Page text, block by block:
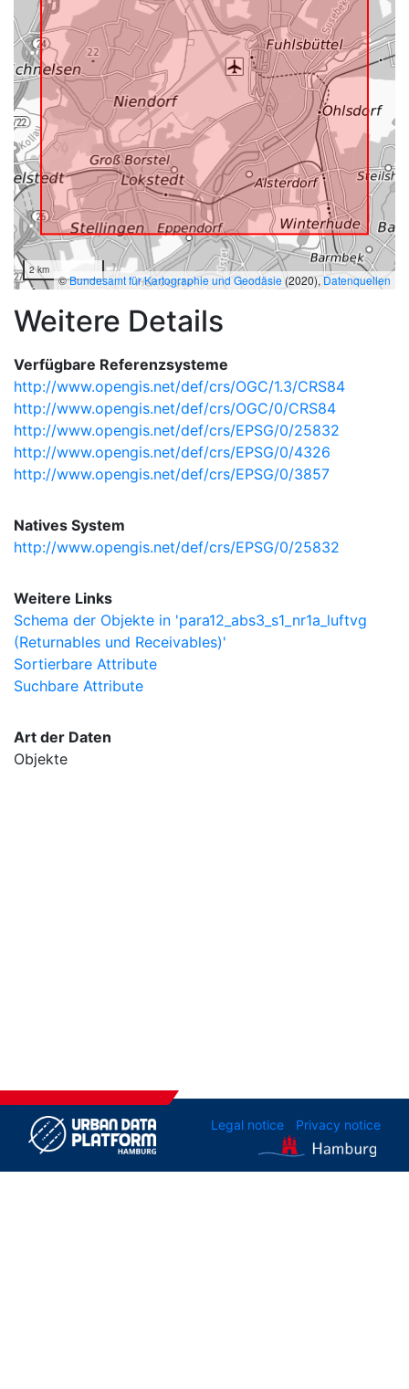
2 km
©Bundesamt für Kartographie und Geodäsie(2020), Datenquellen
Weitere Details
Verfügbare Referenzsysteme
http://www.opengis.net/def/crs/OGC/1.3/CRS84
http://www.opengis.net/def/crs/OGC/0/CRS84
http://www.opengis.net/def/crs/EPSG/0/25832
http://www.opengis.net/def/crs/EPSG/0/4326
http://www.opengis.net/def/crs/EPSG/0/3857
Natives System
http://www.opengis.net/def/crs/EPSG/0/25832
Weitere Links
Schema der Objekte in 'para12_abs3_s1_nr1a_luftvg
(Returnables und Receivables)'
Sortierbare Attribute
Suchbare Attribute
Art der Daten
Objekte
Legal notice Privacy notice